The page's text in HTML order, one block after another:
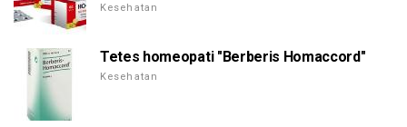
Kesehatan
Tetes homeopati "Berberis Homaccord"
Kesehatan